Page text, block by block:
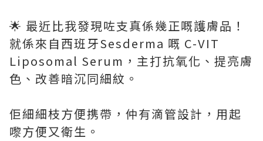
🌟 最近比我發現咗支真係幾正嘅護膚品！
就係來自西班牙Sesderma 嘅 C-VIT
Liposomal Serum，主打抗氧化、提亮膚
色、改善暗沉同細紋。
佢細細枝方便携帶，仲有滴管設計，用起
嚟方便又衛生。